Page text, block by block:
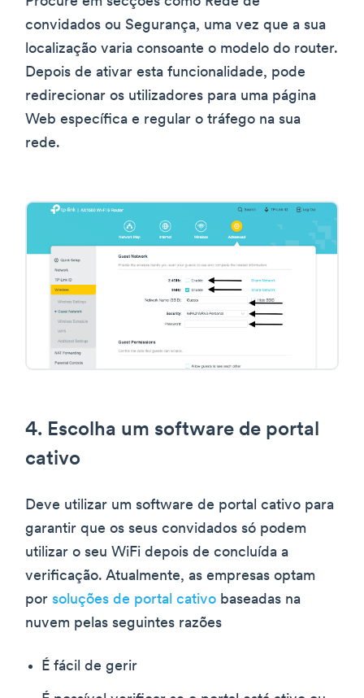
convidados ou Segurança, uma vez que a sua
localização varia consoante o modelo do router.
Depois de ativar esta funcionalidade, pode
redirecionar os utilizadores para uma página
Web específica e regular o tráfego na sua
rede.
4. Escolha um software de portal
cativo
Deve utilizar um software de portal cativo para
garantir que os seus convidados só podem
utilizar o seu WiFi depois de concluída a
verificação. Atualmente, as empresas optam
por soluções de portal cativo baseadas na
nuvem pelas seguintes razões
É fácil de gerir